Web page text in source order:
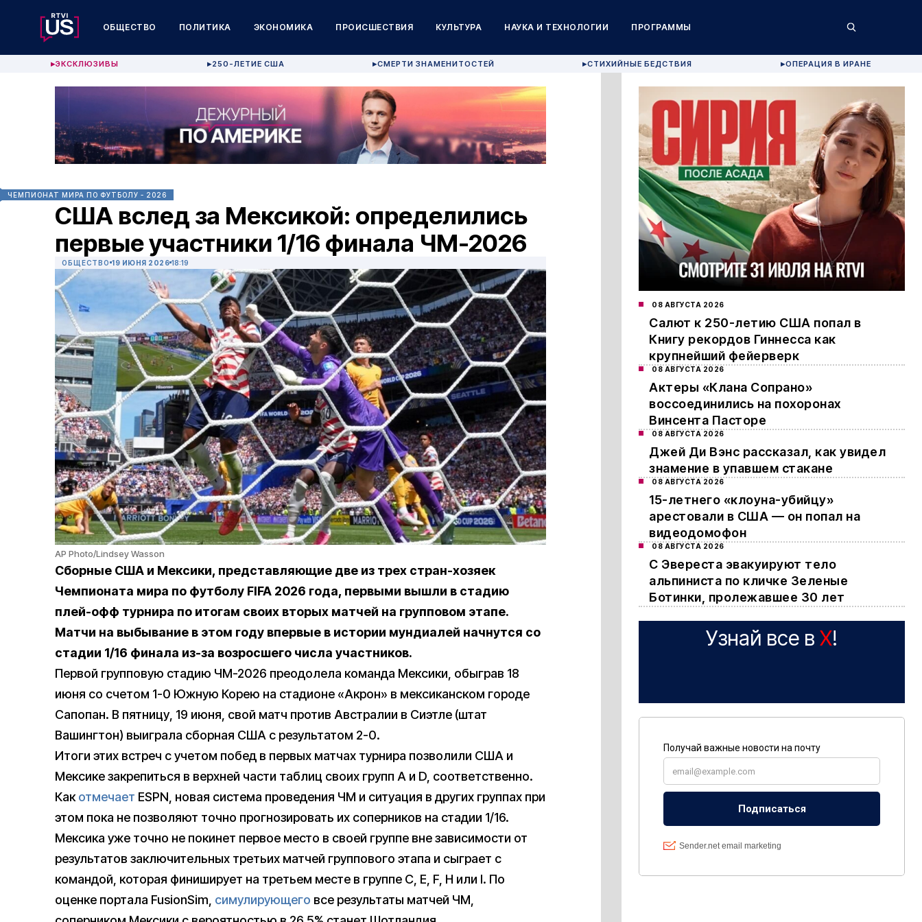
ОБЩЕСТВО ПОЛИТИКА ЭКОНОМИКА ПРОИСШЕСТВИЯ КУЛЬТУРА НАУКА И ТЕХНОЛОГИИ ПРОГРАММЫ
▶ЭКСКЛЮЗИВЫ ▶250-ЛЕТИЕ США ▶СМЕРТИ ЗНАМЕНИТОСТЕЙ ▶СТИХИЙНЫЕ БЕДСТВИЯ ▶ОПЕРАЦИЯ В ИРАНЕ
ЧЕМПИОНАТ МИРА ПО ФУТБОЛУ - 2026
США вслед за Мексикой: определились
первые участники 1/16 финала ЧМ-2026
ОБЩЕСТВО 19 ИЮНЯ 2026 18:19
AP Photo/Lindsey Wasson
Сборные США и Мексики, представляющие две из трех стран-хозяек
Чемпионата мира по футболу FIFA 2026 года, первыми вышли в стадию
плей-офф турнира по итогам своих вторых матчей на групповом этапе.
Матчи на выбывание в этом году впервые в истории мундиалей начнутся со
стадии 1/16 финала из-за возросшего числа участников.
Первой групповую стадию ЧМ-2026 преодолела команда Мексики, обыграв 18
июня со счетом 1-0 Южную Корею на стадионе «Акрон» в мексиканском городе
Сапопан. В пятницу, 19 июня, свой матч против Австралии в Сиэтле (штат
Вашингтон) выиграла сборная США с результатом 2-0.
Итоги этих встреч с учетом побед в первых матчах турнира позволили США и
Мексике закрепиться в верхней части таблиц своих групп A и D, соответственно.
Какотмечает ESPN, новая система проведения ЧМ и ситуация в других группах при
этом пока не позволяют точно прогнозировать их соперников на стадии 1/16.
Мексика уже точно не покинет первое место в своей группе вне зависимости от
результатов заключительных третьих матчей группового этапа и сыграет с
командой, которая финиширует на третьем месте в группе C, E, F, H или I. По
оценке портала FusionSim, cимулирующего все результаты матчей ЧМ,
08 АВГУСТА 2026
Салют к 250-летию США попал в
Книгу рекордов Гиннесса как
крупнейший фейерверк
08 АВГУСТА 2026
Актеры «Клана Сопрано»
воссоединились на похоронах
Винсента Пасторе
08 АВГУСТА 2026
Джей Ди Вэнс рассказал, как увидел
знамение в упавшем стакане
08 АВГУСТА 2026
15-летнего «клоуна-убийцу»
арестовали в США — он попал на
видеодомофон
08 АВГУСТА 2026
С Эвереста эвакуируют тело
альпиниста по кличке Зеленые
Ботинки, пролежавшее 30 лет
Узнай все в X!